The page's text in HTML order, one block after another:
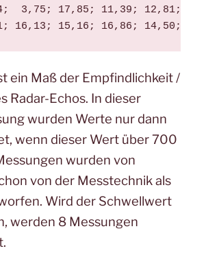
3,75; 17,85; 11,39; 12,81;
16,13; 15,16; 16,86; 14,50;
ein Maß der Empfindlichkeit /
Radar-Echos. In dieser
wurden Werte nur dann
wenn dieser Wert über 700
wurden von
von der Messtechnik als
Wird der Schwellwert
werden 8 Messungen